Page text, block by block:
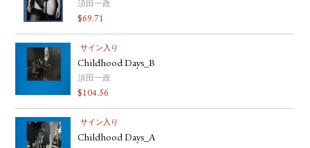
須田一政
$69.71
サイン入り
Childhood Days_B
須田一政
$104.56
サイン入り
Childhood Days_A